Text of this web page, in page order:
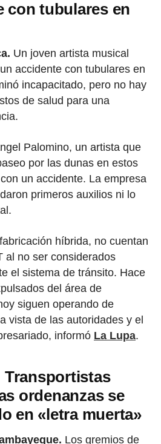
con tubulares en
Un joven artista musical
accidente con tubulares en
incapacitado, pero no hay
de salud para una
Palomino, un artista que
por las dunas en estos
un accidente. La empresa
primeros auxilios ni lo
híbrida, no cuentan
al no ser considerados
el sistema de tránsito. Hace
del área de
siguen operando de
vista de las autoridades y el
informó La Lupa.
Transportistas
ordenanzas se
en «letra muerta»
Los gremios de